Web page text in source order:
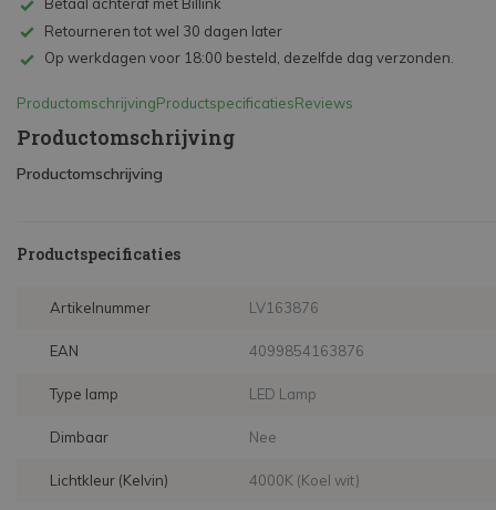
Retourneren tot wel 30 dagen later
Op werkdagen voor 18:00 besteld, dezelfde dag verzonden.
ProductomschrijvingProductspecificatiesReviews
Productomschrijving
Productomschrijving
Productspecificaties
Artikelnummer LV163876
EAN 4099854163876
Type lamp LED Lamp
Dimbaar Nee
Lichtkleur (Kelvin) 4000K (Koel wit)